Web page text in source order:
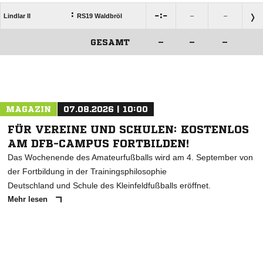
Lindlar II : RS19 Waldbröl : – –
GESAMT – – –
MAGAZIN 07.08.2026 | 10:00
FÜR VEREINE UND SCHULEN: KOSTENLOS
AM DFB-CAMPUS FORTBILDEN!
Das Wochenende des Amateurfußballs wird am 4. September von
der Fortbildung in der Trainingsphilosophie
Deutschland und Schule des Kleinfeldfußballs eröffnet.
Mehr lesen